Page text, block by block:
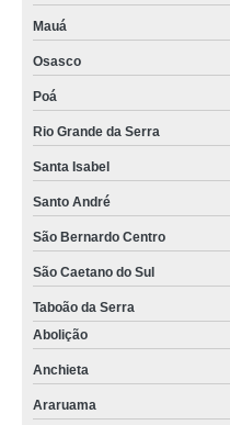
Mauá
Osasco
Poá
Rio Grande da Serra
Santa Isabel
Santo André
São Bernardo Centro
São Caetano do Sul
Taboão da Serra
Abolição
Anchieta
Araruama